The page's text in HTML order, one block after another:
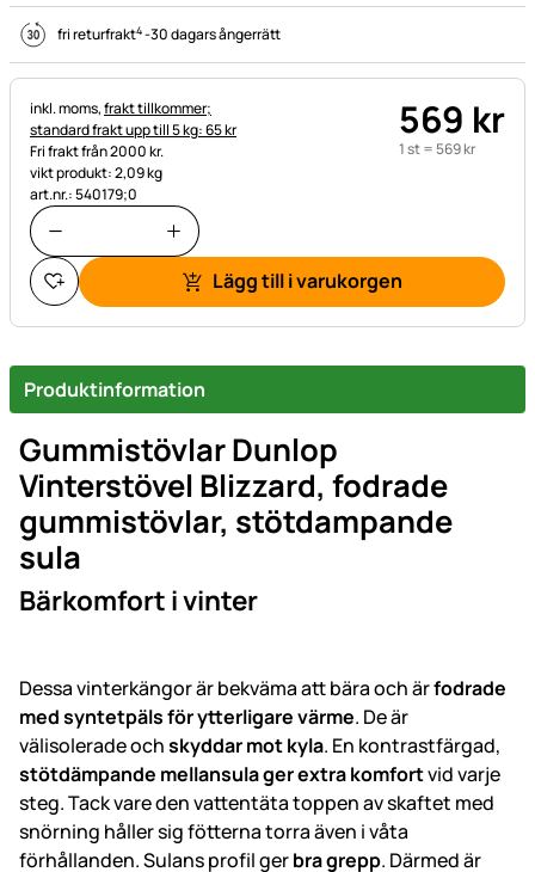
fri returfrakt4-30 dagars ångerrätt
Skatteinformation:
inkl. moms,frakt tillkommer;
standard frakt upp till 5 kg: 65 kr
Fri frakt från 2000 kr.
vikt produkt: 2,09 kg
art.nr.: 540179;0
569 kr
1 st = 569kr
Lägg till i varukorgen
Produktinformation
Gummistövlar Dunlop
Vinterstövel Blizzard, fodrade
gummistövlar, stötdampande
sula
Bärkomfort i vinter
Dessa vinterkängor är bekväma att bära och ärfodrade
med syntetpäls för ytterligare värme. De är
välisolerade ochskyddar mot kyla. En kontrastfärgad,
stötdämpande mellansula ger extra komfortvid varje
steg. Tack vare den vattentäta toppen av skaftet med
snörning håller sig fötterna torra även i våta
förhållanden. Sulans profil gerbra grepp. Därmed är